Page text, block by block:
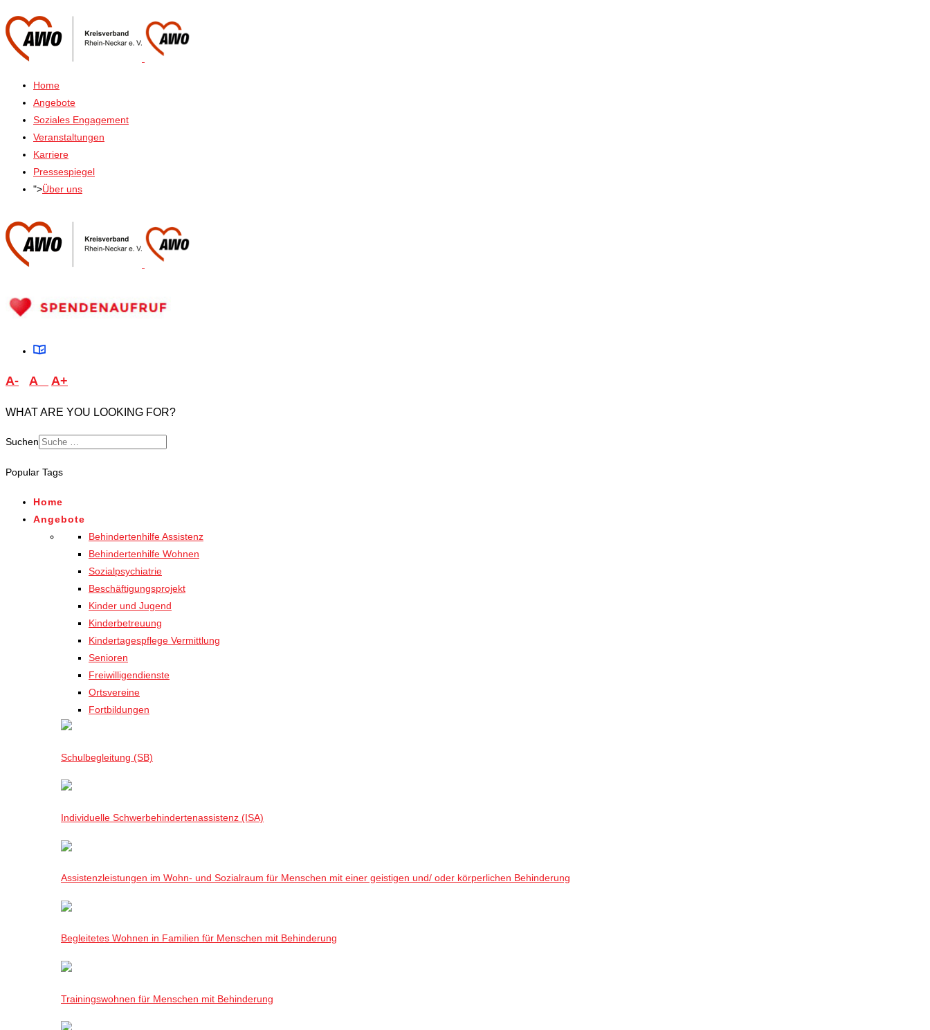
Home
Angebote
Soziales Engagement
Veranstaltungen
Karriere
Pressespiegel
">Über uns
A- A A+
WHAT ARE YOU LOOKING FOR?
Suchen
for results.
Popular Tags
Home
Angebote
Behindertenhilfe Assistenz
Behindertenhilfe Wohnen
Sozialpsychiatrie
Beschäftigungsprojekt
Kinder und Jugend
Kinderbetreuung
Kindertagespflege Vermittlung
Senioren
Freiwilligendienste
Ortsvereine
Fortbildungen
Schulbegleitung (SB)
Individuelle Schwerbehindertenassistenz (ISA)
Assistenzleistungen im Wohn- und Sozialraum für Menschen mit einer geistigen und/ oder körperlichen Behinderung
Begleitetes Wohnen in Familien für Menschen mit Behinderung
Trainingswohnen für Menschen mit Behinderung